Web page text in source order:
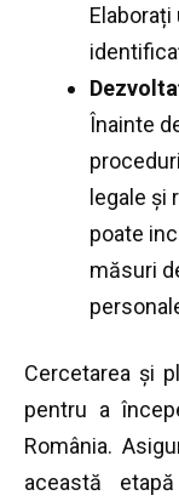
Înainte
legale și
poate
măsuri
Cercetarea și
pentru a
România.
această